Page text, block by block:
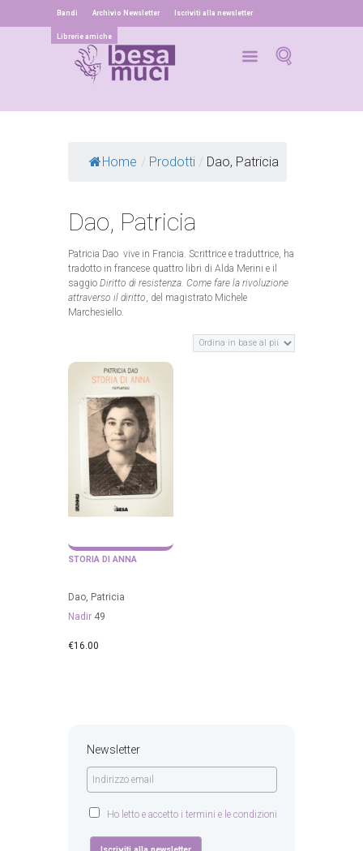
Bandi Archivio Newsletter Iscriviti alla newsletter
Librerie amiche
Home / Prodotti / Dao, Patricia
Dao, Patricia
Patricia Dao vive in Francia. Scrittrice e traduttrice, ha
tradotto in francese quattro libri di Alda Merini e il
saggio Diritto di resistenza. Come fare la rivoluzione
attraverso il diritto , del magistrato Michele
Marchesiello.
STORIA DI ANNA
Dao, Patricia
Nadir 49
€16.00
Newsletter
Ho letto e accetto i termini e le condizioni